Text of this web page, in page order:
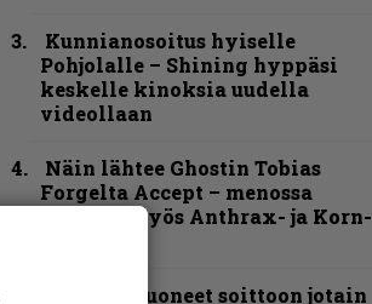
Kunnianosoitus hyiselle
Pohjolalle – Shining hyppäsi
keskelle kinoksia uudella
videollaan
Näin lähtee Ghostin Tobias
Forgelta Accept – menossa
mukana myös Anthrax- ja Korn-
”He ovat tuoneet soittoon jotain